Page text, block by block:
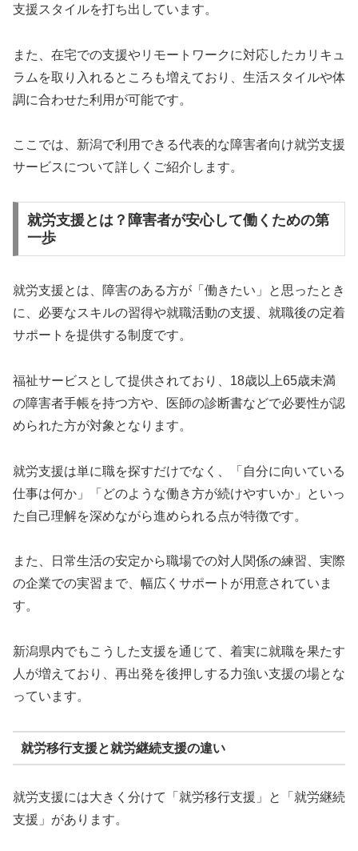
支援スタイルを打ち出しています。
また、在宅での支援やリモートワークに対応したカリキュ
ラムを取り入れるところも増えており、生活スタイルや体
調に合わせた利用が可能です。
ここでは、新潟で利用できる代表的な障害者向け就労支援
サービスについて詳しくご紹介します。
就労支援とは？障害者が安心して働くための第
一歩
就労支援とは、障害のある方が「働きたい」と思ったとき
に、必要なスキルの習得や就職活動の支援、就職後の定着
サポートを提供する制度です。
福祉サービスとして提供されており、18歳以上65歳未満
の障害者手帳を持つ方や、医師の診断書などで必要性が認
められた方が対象となります。
就労支援は単に職を探すだけでなく、「自分に向いている
仕事は何か」「どのような働き方が続けやすいか」といっ
た自己理解を深めながら進められる点が特徴です。
また、日常生活の安定から職場での対人関係の練習、実際
の企業での実習まで、幅広くサポートが用意されていま
す。
新潟県内でもこうした支援を通じて、着実に就職を果たす
人が増えており、再出発を後押しする力強い支援の場とな
っています。
就労移行支援と就労継続支援の違い
就労支援には大きく分けて「就労移行支援」と「就労継続
支援」があります。